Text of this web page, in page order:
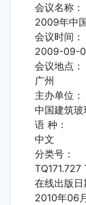
会议名称：
2009年中国
会议时间：
2009-09-
会议地点：
广州
主办单位：
中国建筑玻
语 种：
中文
分类号：
TQ171.727
在线出版日
2010年06